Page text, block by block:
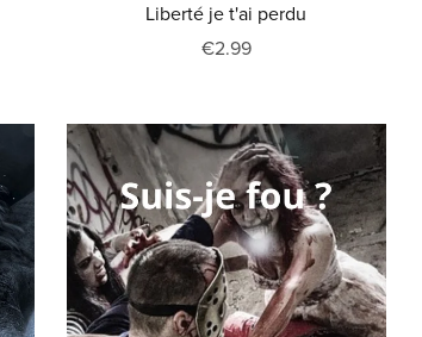
Liberté je t'ai perdu
€2.99